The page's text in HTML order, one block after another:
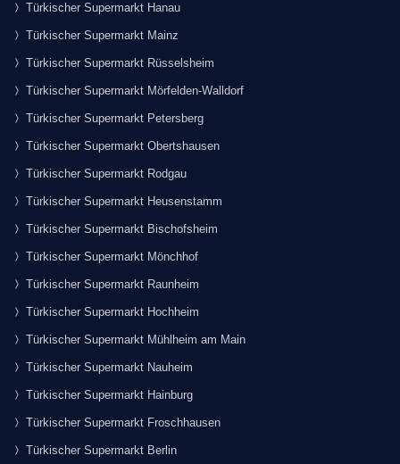
Türkischer Supermarkt Hanau
Türkischer Supermarkt Mainz
Türkischer Supermarkt Rüsselsheim
Türkischer Supermarkt Mörfelden-Walldorf
Türkischer Supermarkt Petersberg
Türkischer Supermarkt Obertshausen
Türkischer Supermarkt Rodgau
Türkischer Supermarkt Heusenstamm
Türkischer Supermarkt Bischofsheim
Türkischer Supermarkt Mönchhof
Türkischer Supermarkt Raunheim
Türkischer Supermarkt Hochheim
Türkischer Supermarkt Mühlheim am Main
Türkischer Supermarkt Nauheim
Türkischer Supermarkt Hainburg
Türkischer Supermarkt Froschhausen
Türkischer Supermarkt Berlin